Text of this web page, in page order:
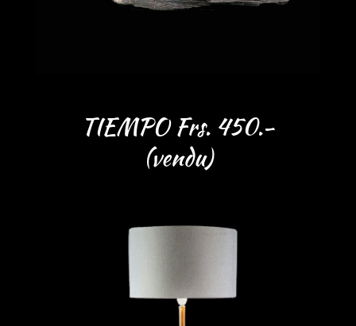
TIEMPO Frs. 450.-
(vendu)